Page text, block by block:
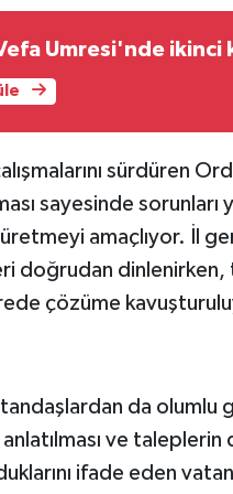
Umresi'nde ikinci
sürdüren
sayesinde sorunları
amaçlıyor. İl
doğrudan dinlenirken,
çözüme
da olumlu
ve
ifade eden